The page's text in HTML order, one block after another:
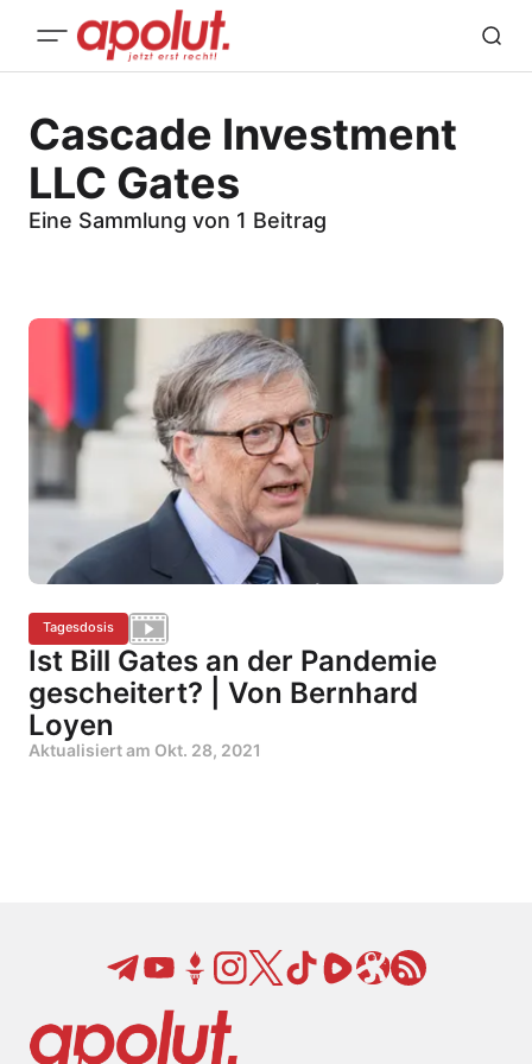
Cascade Investment
LLC Gates
Eine Sammlung von 1 Beitrag
Tagesdosis
Ist Bill Gates an der Pandemie
gescheitert? | Von Bernhard
Loyen
Aktualisiert am Okt. 28, 2021